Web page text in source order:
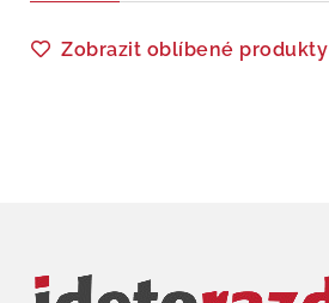
Zobrazit oblíbené produkty